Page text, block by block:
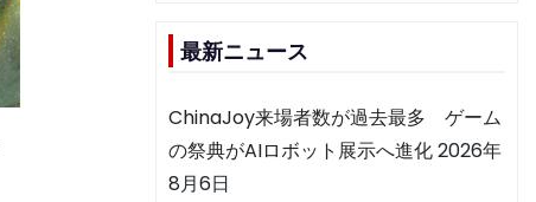
最新ニュース
ChinaJoy来場者数が過去最多 ゲーム
の祭典がAIロボット展示へ進化2026年
8月6日